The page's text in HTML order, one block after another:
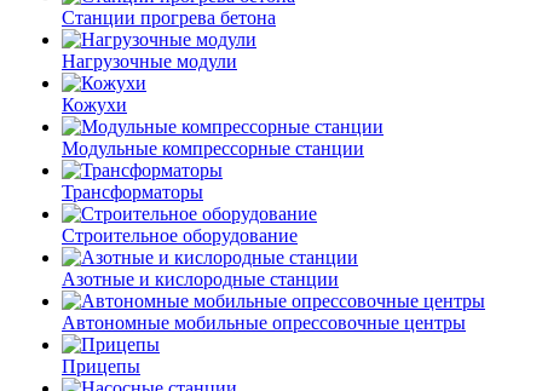
Станции прогрева бетона
Нагрузочные модули
Кожухи
Модульные компрессорные станции
Трансформаторы
Строительное оборудование
Азотные и кислородные станции
Автономные мобильные опрессовочные центры
Прицепы